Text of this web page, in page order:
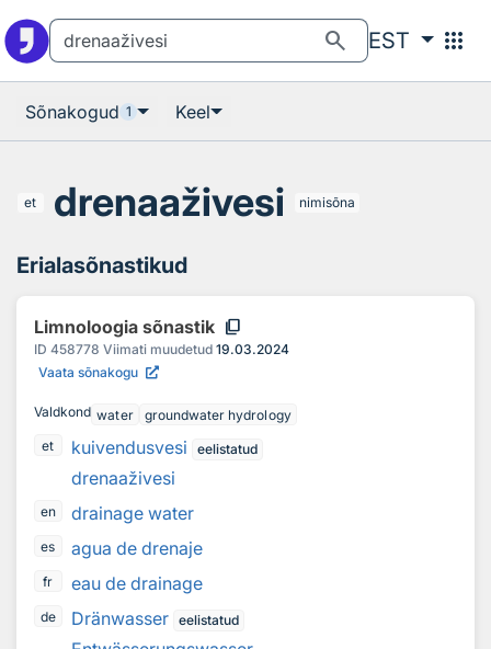
search EST apps
Sõnakogud 1 Keel
et drenaaživesi nimisõna
Erialasõnastikud
Limnoloogia sõnastik content_copy
ID 458778 Viimati muudetud 19.03.2024
Vaata sõnakogu
Valdkond water
groundwater hydrology
et
kuivendusvesi eelistatud
drenaaživesi
en drainage water
es agua de drenaje
fr eau de drainage
de Dränwasser eelistatud